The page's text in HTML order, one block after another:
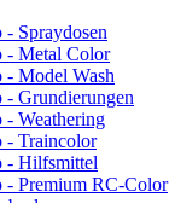
- Spraydosen
- Metal Color
- Model Wash
- Grundierungen
- Weathering
- Traincolor
- Hilfsmittel
- Premium RC-Color